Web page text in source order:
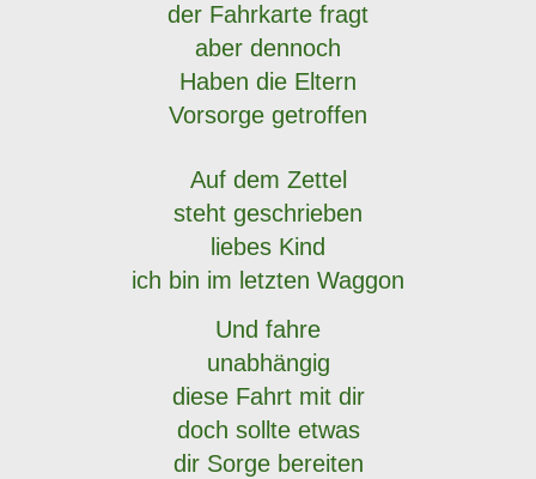
der Fahrkarte fragt
aber dennoch
Haben die Eltern
Vorsorge getroffen
Auf dem Zettel
steht geschrieben
liebes Kind
ich bin im letzten Waggon
Und fahre
unabhängig
diese Fahrt mit dir
doch sollte etwas
dir Sorge bereiten